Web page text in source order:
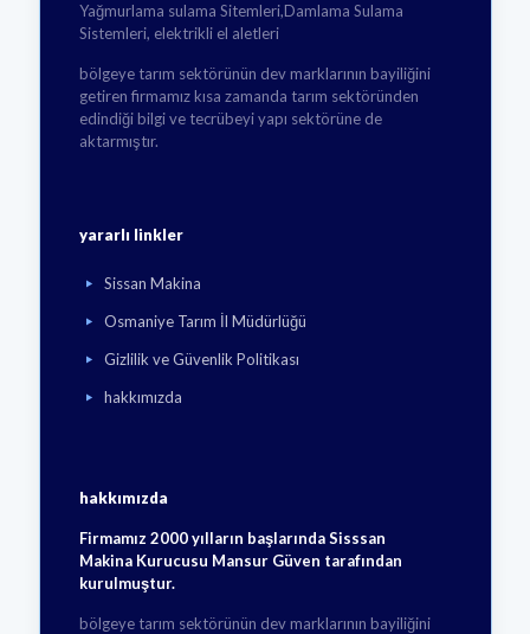
Yağmurlama sulama Sitemleri,Damlama Sulama
Sistemleri, elektrikli el aletleri
bölgeye tarım sektörünün dev marklarının bayiliğini
getiren firmamız kısa zamanda tarım sektöründen
edindiği bilgi ve tecrübeyi yapı sektörüne de
aktarmıştır.
yararlı linkler
Sissan Makina
Osmaniye Tarım İl Müdürlüğü
Gizlilik ve Güvenlik Politikası
hakkımızda
hakkımızda
Firmamız 2000 yılların başlarında Sisssan
Makina Kurucusu Mansur Güven tarafından
kurulmuştur.
bölgeye tarım sektörünün dev marklarının bayiliğini